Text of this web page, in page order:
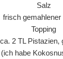
Salz
frisch gemahlener
Topping
ca. 2 TL Pistazien,
habe